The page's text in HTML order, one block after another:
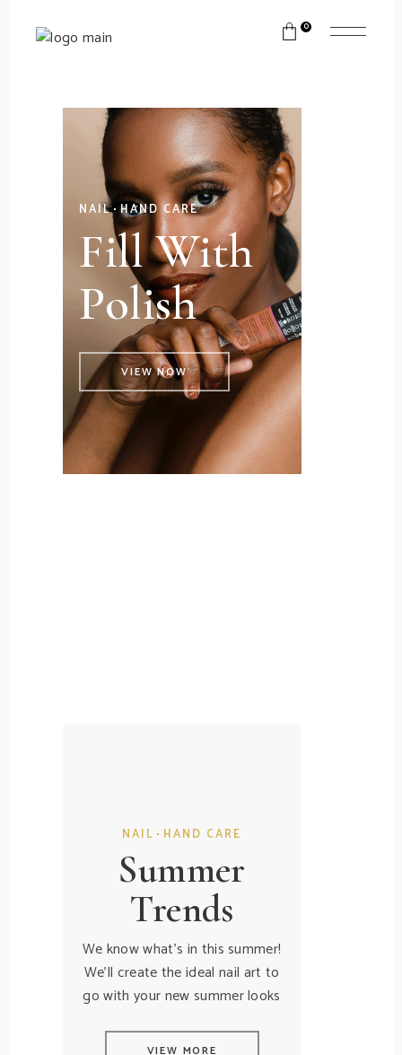
0
NAIL HAND CARE
Fill With
Polish
VIEW NOW
NAIL HAND CARE
Summer
Trends
We know what's in this summer!
We'll create the ideal nail art to
go with your new summer looks
VIEW MORE